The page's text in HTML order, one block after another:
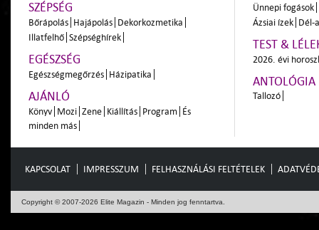
SZÉPSÉG
Bőrápolás Hajápolás Dekorkozmetika
Illatfelhő Szépséghírek
EGÉSZSÉG
Egészségmegőrzés Házipatika
AJÁNLÓ
Könyv Mozi Zene Kiállítás Program És
minden más
Ünnepi fogások
Ázsiai ízek Dél-
TEST &
2026. évi
ANTOLÓGIA
Tallozó
KAPCSOLAT IMPRESSZUM FELHASZNÁLÁSI FELTÉTELEK
Copyright © 2007-2026 Elite Magazin - Minden jog fenntartva.